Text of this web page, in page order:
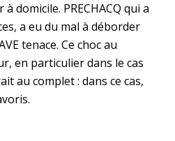
domicile. PRECHACQ qui a
a eu du mal à déborder
tenace. Ce choc au
en particulier dans le cas
au complet : dans ce cas,